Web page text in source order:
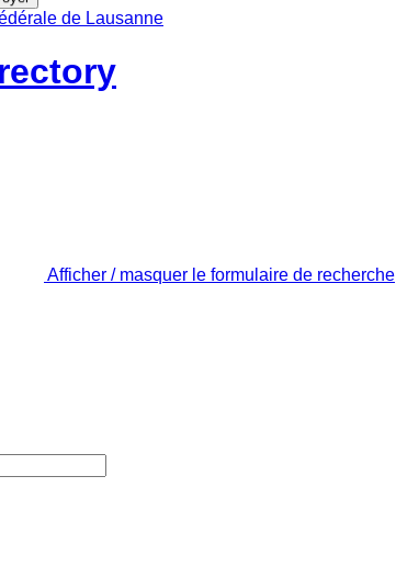
Afficher / masquer le formulaire de recherche